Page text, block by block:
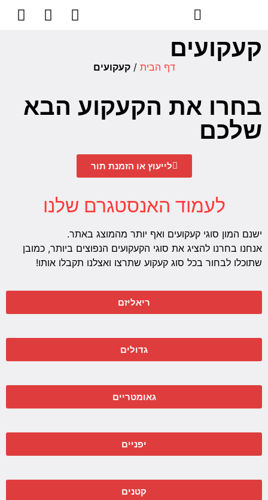
קעקועים
דף הבית /קעקועים
בחרו את הקעקוע הבא
שלכם
לייעוץ או הזמנת תור
לעמוד האנסטגרם שלנו
ישנם המון סוגי קעקועים ואף יותר מהמוצג באתר.
אנחנו בחרנו להציג את סוגי הקעקועים הנפוצים ביותר, כמובן
שתוכלו לבחור בכל סוג קעקוע שתרצו ואצלנו תקבלו אותו!
ריאליזם
גדולים
גאומטריים
יפניים
קטנים